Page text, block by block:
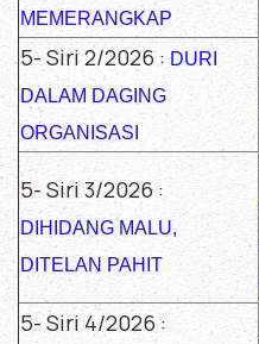
MEMERANGKAP
5- Siri 2/2026 : DURI
DALAM DAGING
ORGANISASI
5- Siri 3/2026 :
DIHIDANG MALU,
DITELAN PAHIT
5- Siri 4/2026 :